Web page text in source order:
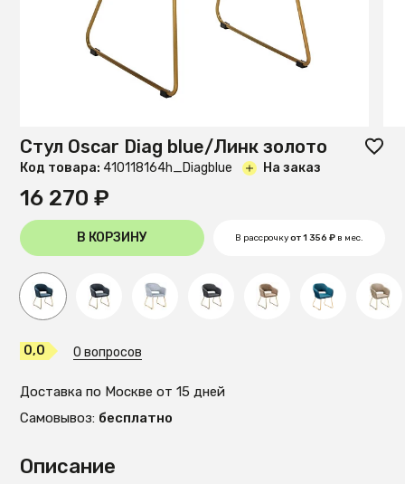
Описание
Стул Oscar Diag blue/Линк золото
Код товара: 410118164h_Diagblue На заказ
16 270 ₽
В КОРЗИНУ В рассрочкуот 1 356 ₽в мес.
0,0 0 вопросов
Доставка по Москве от 15 дней
Самовывоз: бесплатно